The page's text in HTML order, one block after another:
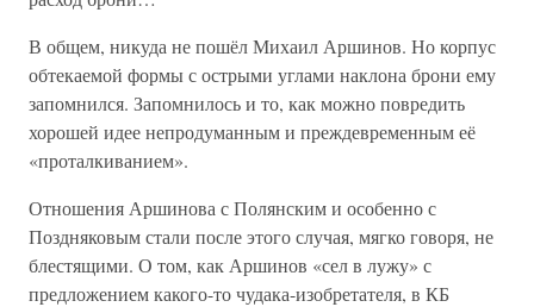
В общем, никуда не пошёл Михаил Аршинов. Но корпус
обтекаемой формы с острыми углами наклона брони ему
запомнился. Запомнилось и то, как можно повредить
хорошей идее непродуманным и преждевременным её
«проталкиванием».
Отношения Аршинова с Полянским и особенно с
Поздняковым стали после этого случая, мягко говоря, не
блестящими. О том, как Аршинов «сел в лужу» с
предложением какого-то чудака-изобретателя, в КБ